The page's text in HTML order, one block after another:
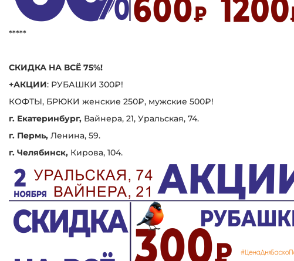
*****
СКИДКА НА ВСЁ 75%!
+АКЦИИ: РУБАШКИ 300₽!
КОФТЫ, БРЮКИ женские 250₽, мужские 500₽!
г. Екатеринбург, Вайнера, 21, Уральская, 74.
г. Пермь, Ленина, 59.
г. Челябинск, Кирова, 104.